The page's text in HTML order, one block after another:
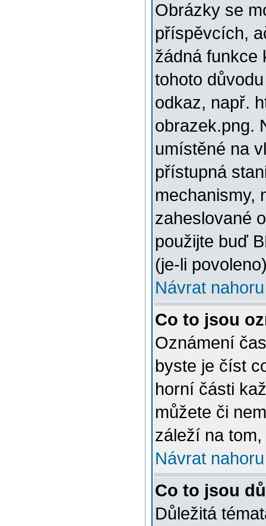
Obrázky se
příspěvcích,
žádná funkce
tohoto
odkaz, např.
obrazek.png.
umístěné na
přístupná
mechanismy,
zaheslované
použijte buď
(je-li
Návrat nahoru
Co to jsou
Oznámení
byste je číst
horní části
můžete či
záleží na
Návrat nahoru
Co to jsou
Důležitá